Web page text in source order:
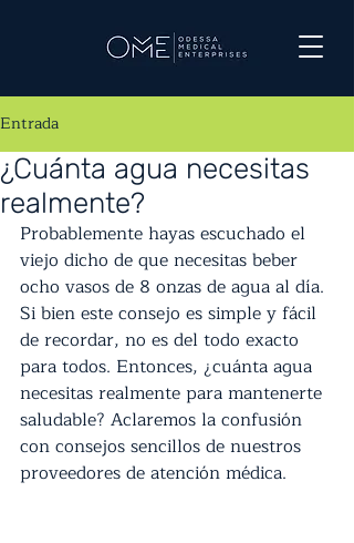
Entrada
¿Cuánta agua necesitas
realmente?
Probablemente hayas escuchado el
viejo dicho de que necesitas beber
ocho vasos de 8 onzas de agua al día.
Si bien este consejo es simple y fácil
de recordar, no es del todo exacto
para todos. Entonces, ¿cuánta agua
necesitas realmente para mantenerte
saludable? Aclaremos la confusión
con consejos sencillos de nuestros
proveedores de atención médica.